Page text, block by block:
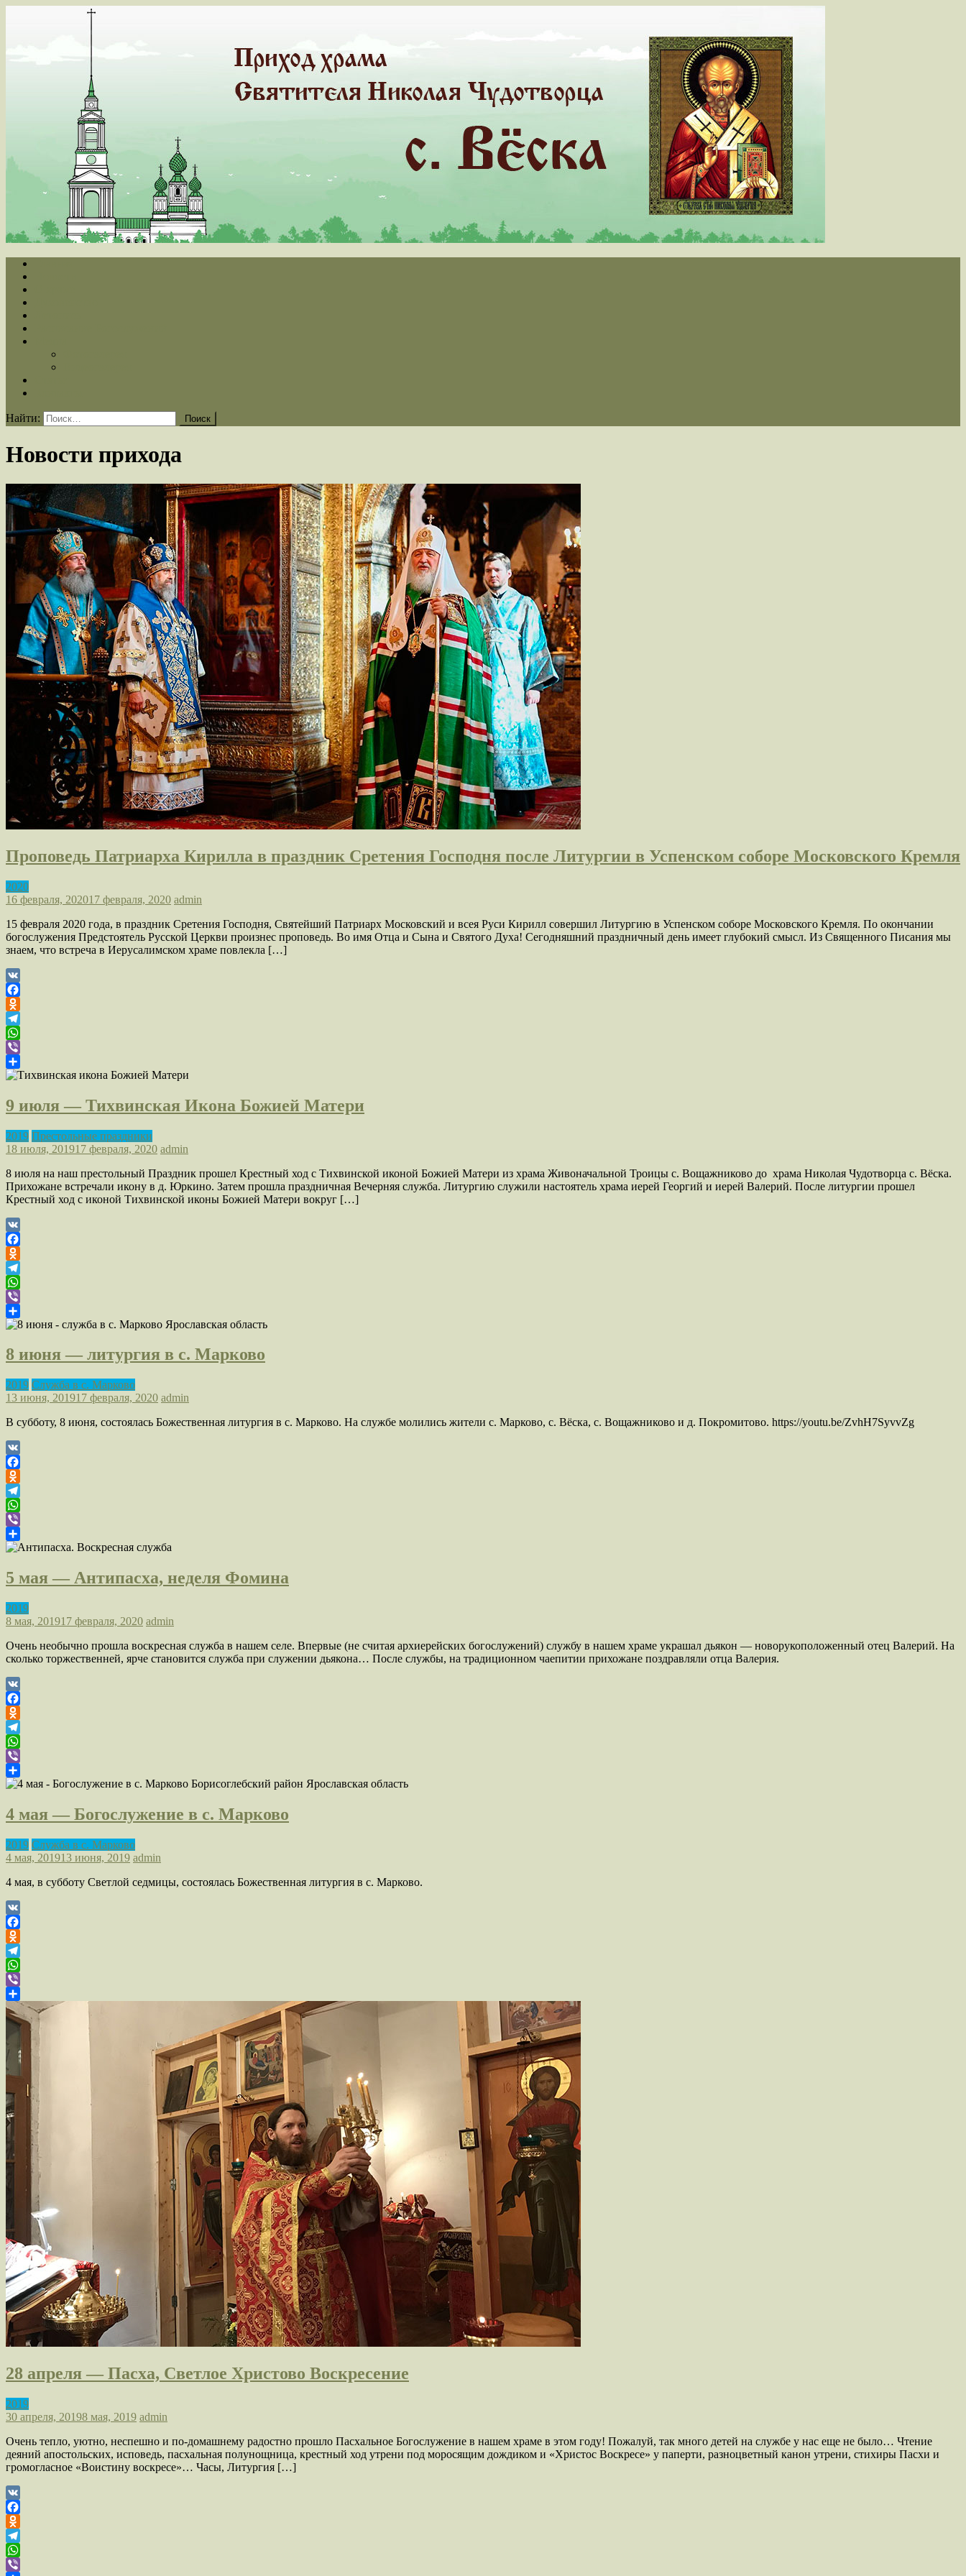
Найти:
Новости прихода
Проповедь Патриарха Кирилла в праздник Сретения Господня после Литургии в Успенском соборе Московского Кремля
2020
16 февраля, 202017 февраля, 2020 admin
15 февраля 2020 года, в праздник Сретения Господня, Святейший Патриарх Московский и всея Руси Кирилл совершил Литургию в Успенском соборе Московского Кремля. По окончании
богослужения Предстоятель Русской Церкви произнес проповедь. Во имя Отца и Сына и Святого Духа! Сегодняшний праздничный день имеет глубокий смысл. Из Священного Писания мы
знаем, что встреча в Иерусалимском храме повлекла […]
VK
Facebook
Odnoklassniki
Telegram
WhatsApp
Viber
Отправить
9 июля — Тихвинская Икона Божией Матери
2019 Престольные праздники
18 июля, 201917 февраля, 2020 admin
8 июля на наш престольный Праздник прошел Крестный ход с Тихвинской иконой Божией Матери из храма Живоначальной Троицы с. Вощажниково до храма Николая Чудотворца с. Вёска.
Прихожане встречали икону в д. Юркино. Затем прошла праздничная Вечерняя служба. Литургию служили настоятель храма иерей Георгий и иерей Валерий. После литургии прошел
Крестный ход с иконой Тихвинской иконы Божией Матери вокруг […]
VK
Facebook
Odnoklassniki
Telegram
WhatsApp
Viber
Отправить
8 июня — литургия в с. Марково
2019 Служба в с. Марково
13 июня, 201917 февраля, 2020 admin
В субботу, 8 июня, состоялась Божественная литургия в с. Марково. На службе молились жители с. Марково, с. Вёска, с. Вощажниково и д. Покромитово. https://youtu.be/ZvhH7SyvvZg
VK
Facebook
Odnoklassniki
Telegram
WhatsApp
Viber
Отправить
5 мая — Антипасха, неделя Фомина
2019
8 мая, 201917 февраля, 2020 admin
Очень необычно прошла воскресная служба в нашем селе. Впервые (не считая архиерейских богослужений) службу в нашем храме украшал дьякон — новорукоположенный отец Валерий. На
сколько торжественней, ярче становится служба при служении дьякона… После службы, на традиционном чаепитии прихожане поздравляли отца Валерия.
VK
Facebook
Odnoklassniki
Telegram
WhatsApp
Viber
Отправить
4 мая — Богослужение в с. Марково
2019 Служба в с. Марково
4 мая, 201913 июня, 2019 admin
4 мая, в субботу Светлой седмицы, состоялась Божественная литургия в с. Марково.
VK
Facebook
Odnoklassniki
Telegram
WhatsApp
Viber
Отправить
28 апреля — Пасха, Светлое Христово Воскресение
2019
30 апреля, 20198 мая, 2019 admin
Очень тепло, уютно, неспешно и по-домашнему радостно прошло Пасхальное Богослужение в нашем храме в этом году! Пожалуй, так много детей на службе у нас еще не было… Чтение
деяний апостольских, исповедь, пасхальная полунощница, крестный ход утрени под моросящим дождиком и «Христос Воскресе» у паперти, разноцветный канон утрени, стихиры Пасхи и
громогласное «Воистину воскресе»… Часы, Литургия […]
VK
Facebook
Odnoklassniki
Telegram
WhatsApp